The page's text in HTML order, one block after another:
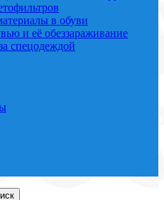
в обуви
и её обеззараживание
спецодеждой